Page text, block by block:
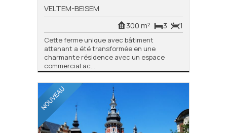
VELTEM-BEISEM
1
3
300 m²
Cette ferme unique avec bâtiment
attenant a été transformée en une
charmante résidence avec un espace
commercial ac...